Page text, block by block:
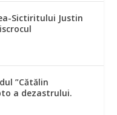
Sictiritului Justin
”Cătălin
a dezastrului.